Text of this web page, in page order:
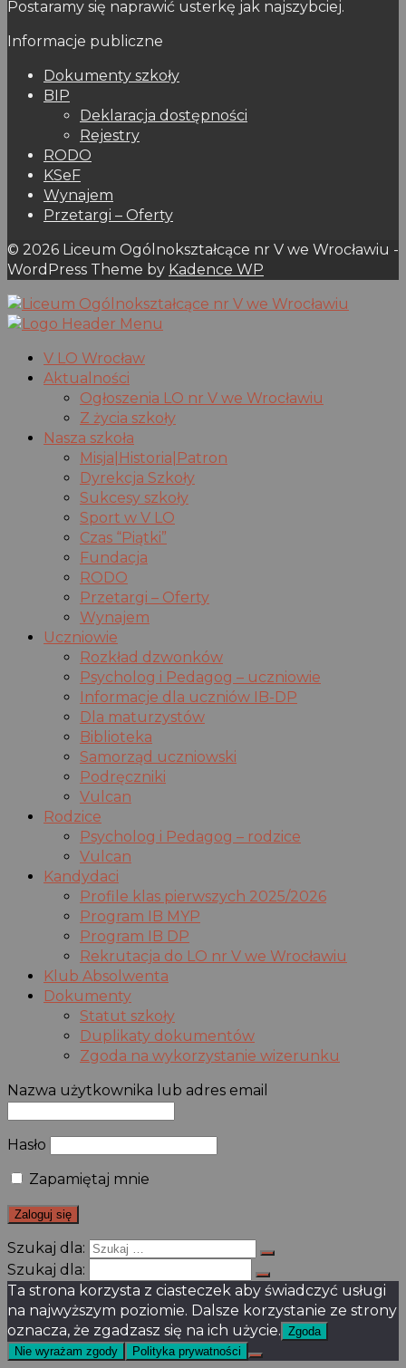
Postaramy się naprawić usterkę jak najszybciej.
Informacje publiczne
Dokumenty szkoły
BIP
Deklaracja dostępności
Rejestry
RODO
KSeF
Wynajem
Przetargi – Oferty
© 2026 Liceum Ogólnokształcące nr V we Wrocławiu -
WordPress Theme by Kadence WP
V LO Wrocław
Aktualności
Ogłoszenia LO nr V we Wrocławiu
Z życia szkoły
Nasza szkoła
Misja|Historia|Patron
Dyrekcja Szkoły
Sukcesy szkoły
Sport w V LO
Czas “Piątki”
Fundacja
RODO
Przetargi – Oferty
Wynajem
Uczniowie
Rozkład dzwonków
Psycholog i Pedagog – uczniowie
Informacje dla uczniów IB-DP
Dla maturzystów
Biblioteka
Samorząd uczniowski
Podręczniki
Vulcan
Rodzice
Psycholog i Pedagog – rodzice
Vulcan
Kandydaci
Profile klas pierwszych 2025/2026
Program IB MYP
Program IB DP
Rekrutacja do LO nr V we Wrocławiu
Klub Absolwenta
Dokumenty
Statut szkoły
Duplikaty dokumentów
Zgoda na wykorzystanie wizerunku
Nazwa użytkownika lub adres email
Hasło
Zapamiętaj mnie
Szukaj dla:
Szukaj dla:
Ta strona korzysta z ciasteczek aby świadczyć usługi
na najwyższym poziomie. Dalsze korzystanie ze strony
oznacza, że zgadzasz się na ich użycie. Zgoda
Nie wyrażam zgody
Polityka prywatności